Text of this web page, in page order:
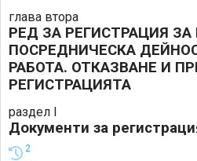
глава втора
РЕД ЗА РЕГИСТРАЦИЯ
ПОСРЕДНИЧЕСКА
РАБОТА. ОТКАЗВАНЕ И
РЕГИСТРАЦИЯТА
раздел I
Документи за
2